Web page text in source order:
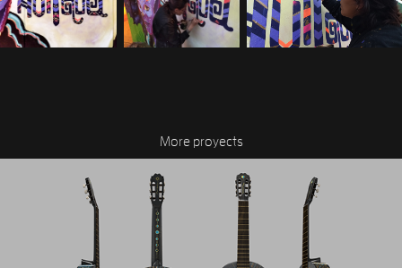
More proyects
Sol y Luna - Guitarra Serie Dioses